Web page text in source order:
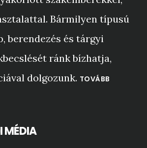
Bármilyen típusú
berendezés és tárgyi
ránk bízhatja,
dolgozunk. TOVÁBB
MÉDIA